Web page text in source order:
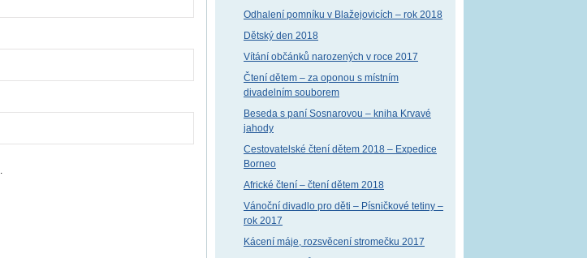
Odhalení pomníku v Blažejovicích – rok 2018
Dětský den 2018
Vítání občánků narozených v roce 2017
Čtení dětem – za oponou s místním
divadelním souborem
Beseda s paní Sosnarovou – kniha Krvavé
jahody
Cestovatelské čtení dětem 2018 – Expedice
Borneo
Africké čtení – čtení dětem 2018
Vánoční divadlo pro děti – Písničkové tetiny –
rok 2017
Kácení máje, rozsvěcení stromečku 2017